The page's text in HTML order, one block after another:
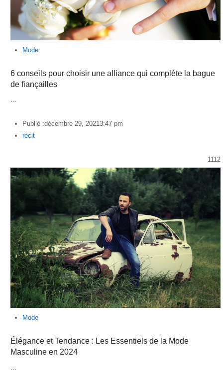
Mode
6 conseils pour choisir une alliance qui complète la bague
de fiançailles
Publié :décembre 29, 2021 3:47 pm
Author
recit
1112
Mode
Élégance et Tendance : Les Essentiels de la Mode
Masculine en 2024
…